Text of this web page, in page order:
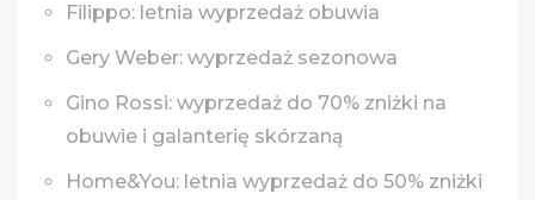
Filippo: letnia wyprzedaż obuwia
Gery Weber: wyprzedaż sezonowa
Gino Rossi: wyprzedaż do 70% zniżki na
obuwie i galanterię skórzaną
Home&You: letnia wyprzedaż do 50% zniżki